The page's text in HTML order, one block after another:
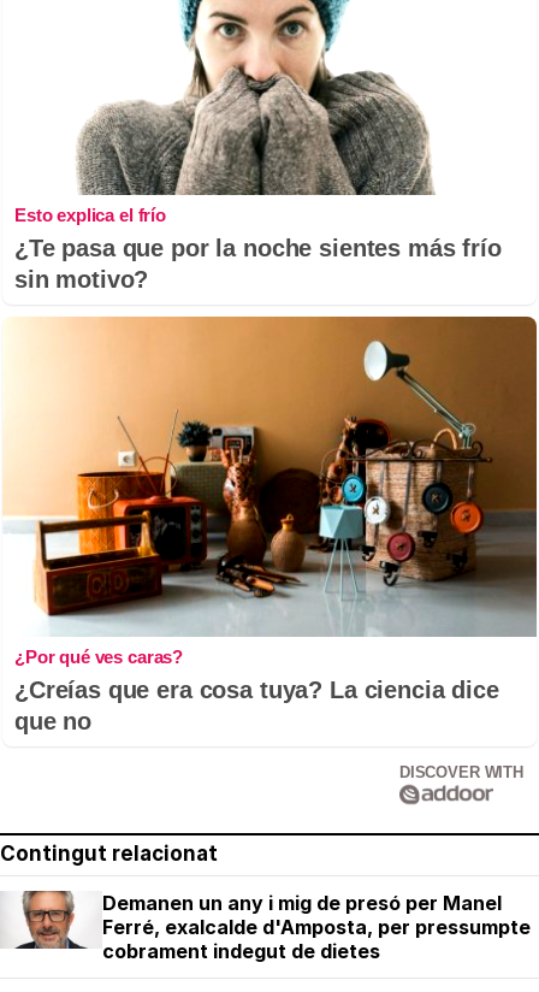
Esto explica el frío
¿Te pasa que por la noche sientes más frío
sin motivo?
¿Por qué ves caras?
¿Creías que era cosa tuya? La ciencia dice
que no
DISCOVER WITH
Contingut relacionat
Demanen un any i mig de presó per Manel
Ferré, exalcalde d'Amposta, per pressumpte
cobrament indegut de dietes